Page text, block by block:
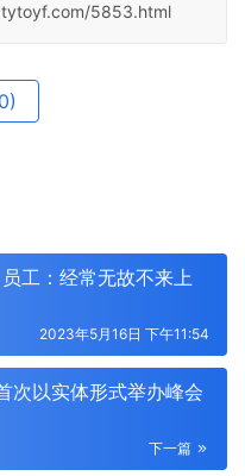
5853.html
工：经常无故不来上
2023年5月16日 下午11:54
次以实体形式举办峰会
下一篇